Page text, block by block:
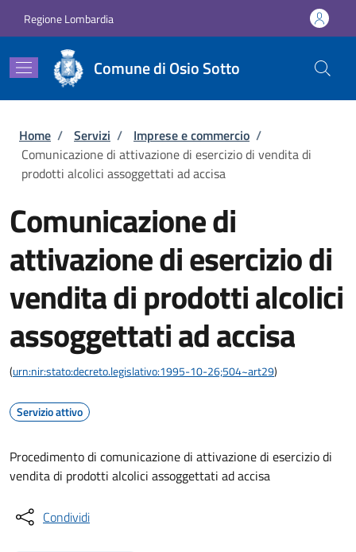
Regione Lombardia
Comune di Osio Sotto
Briciole di pane
Home / Servizi / Imprese e commercio /
Comunicazione di attivazione di esercizio di vendita di
prodotti alcolici assoggettati ad accisa
Comunicazione di
attivazione di esercizio di
vendita di prodotti alcolici
assoggettati ad accisa
(urn:nir:stato:decreto.legislativo:1995-10-26;504~art29)
Servizio attivo
Procedimento di comunicazione di attivazione di esercizio di
vendita di prodotti alcolici assoggettati ad accisa
Condividi